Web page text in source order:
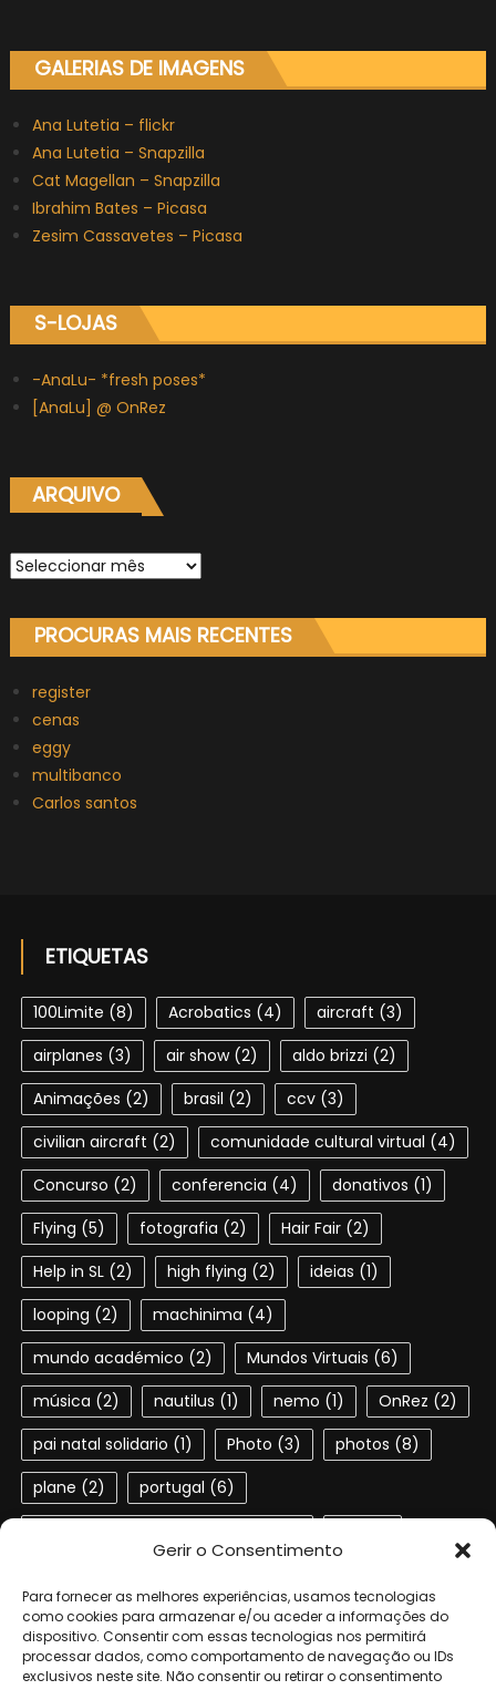
Gerir o Consentimento
Para fornecer as melhores experiências, usamos tecnologias
como cookies para armazenar e/ou aceder a informações do
dispositivo. Consentir com essas tecnologias nos permitirá
processar dados, como comportamento de navegação ou IDs
exclusivos neste site. Não consentir ou retirar o consentimento
GALERIAS DE IMAGENS
Ana Lutetia – flickr
Ana Lutetia – Snapzilla
Cat Magellan – Snapzilla
Ibrahim Bates – Picasa
Zesim Cassavetes – Picasa
S-LOJAS
-AnaLu- *fresh poses*
[AnaLu] @ OnRez
ARQUIVO
Arquivo
PROCURAS MAIS RECENTES
register
cenas
eggy
multibanco
Carlos santos
ETIQUETAS
100Limite (8) Acrobatics (4) aircraft (3)
airplanes (3) air show(2) aldo brizzi (2)
Animações (2) brasil (2) ccv(3)
civilian aircraft (2) comunidade cultural virtual (4)
Concurso (2) conferencia (4) donativos (1)
Flying (5) fotografia (2) Hair Fair(2)
Help in SL(2) high flying (2) ideias (1)
looping (2) machinima (4)
mundo académico (2) Mundos Virtuais (6)
música (2) nautilus (1) nemo (1) OnRez (2)
pai natal solidario (1) Photo (3) photos (8)
plane (2) portugal (6)
solidariedade(2) steampunk(1) ted(2)
terra dos sonhos(4) TSF(3)